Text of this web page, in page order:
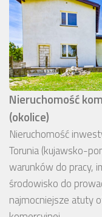
Nieruchomość
(okolice)
Nieruchomość
Torunia (kujawsko-
warunków do pracy,
środowisko do
najmocniejsze atuty